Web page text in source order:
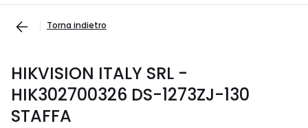
Torna indietro
HIKVISION ITALY SRL -
HIK302700326 DS-1273ZJ-130
STAFFA